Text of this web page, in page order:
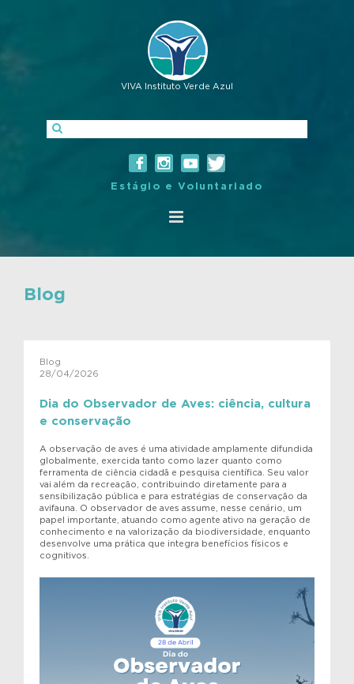
VIVA Instituto Verde Azul
Estágio e Voluntariado
Blog
Blog
28/04/2026
Dia do Observador de Aves: ciência, cultura
e conservação
A observação de aves é uma atividade amplamente difundida
globalmente, exercida tanto como lazer quanto como
ferramenta de ciência cidadã e pesquisa científica. Seu valor
vai além da recreação, contribuindo diretamente para a
sensibilização pública e para estratégias de conservação da
avifauna. O observador de aves assume, nesse cenário, um
papel importante, atuando como agente ativo na geração de
conhecimento e na valorização da biodiversidade, enquanto
desenvolve uma prática que integra benefícios físicos e
cognitivos.